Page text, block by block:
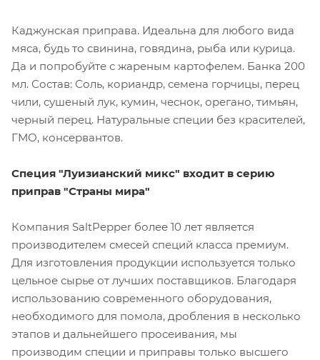
Каджунская приправа. Идеальна для любого вида
мяса, будь то свинина, говядина, рыба или курица.
Да и попробуйте с жареным картофелем. Банка 200
мл. Состав: Соль, кориандр, семена горчицы, перец
чили, сушеный лук, кумин, чеснок, орегано, тимьян,
черный перец. Натуральные специи без красителей,
ГМО, консервантов.
Специя "Луизианский микс" входит в серию
приправ "Страны мира"
Компания SaltPepper более 10 лет является
производителем смесей специй класса премиум.
Для изготовления продукции используется только
цельное сырье от лучших поставщиков. Благодаря
использованию современного оборудования,
необходимого для помола, дробления в несколько
этапов и дальнейшего просеивания, мы
производим специи и приправы только высшего